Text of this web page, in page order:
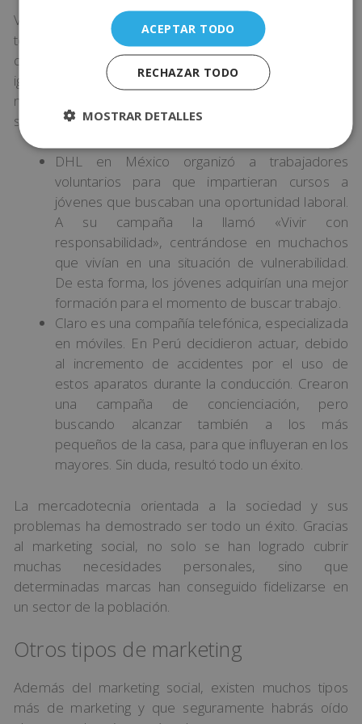
Vamos a repasar algunos de esos ejemplos para que
te hagas una idea. Antes que nada, debes entender
que cada estrategia de mercadotecnia social no será
igual en un país que en otro. Simplemente, las
necesidades son distintas en las diferentes
sociedades:
DHL en México organizó a trabajadores
voluntarios para que impartieran cursos a
jóvenes que buscaban una oportunidad laboral.
A su campaña la llamó «Vivir con
responsabilidad», centrándose en muchachos
que vivían en una situación de vulnerabilidad.
De esta forma, los jóvenes adquirían una mejor
formación para el momento de buscar trabajo.
Claro es una compañía telefónica, especializada
en móviles. En Perú decidieron actuar, debido
al incremento de accidentes por el uso de
estos aparatos durante la conducción. Crearon
una campaña de concienciación, pero
buscando alcanzar también a los más
pequeños de la casa, para que influyeran en los
mayores. Sin duda, resultó todo un éxito.
La mercadotecnia orientada a la sociedad y sus
problemas ha demostrado ser todo un éxito. Gracias
al marketing social, no solo se han logrado cubrir
muchas necesidades personales, sino que
determinadas marcas han conseguido fidelizarse en
un sector de la población.
Otros tipos de marketing
Además del marketing social, existen muchos tipos
más de marketing y que seguramente habrás oído
ACEPTAR TODO
RECHAZAR TODO
MOSTRAR DETALLES